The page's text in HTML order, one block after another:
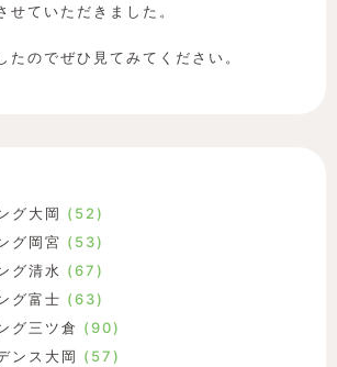
せていただきました。
たのでぜひ見てみてください。
グ大岡 (52)
グ岡宮 (53)
グ清水 (67)
グ富士 (63)
グ三ツ倉 (90)
ンス大岡 (57)